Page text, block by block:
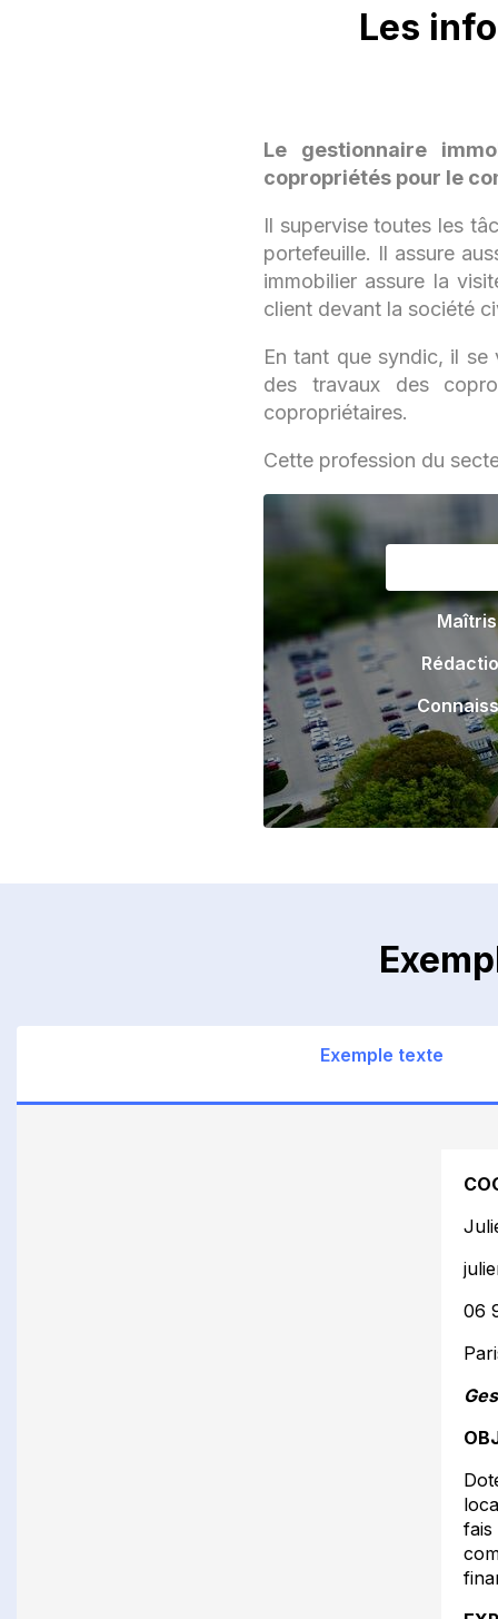
Les
Le gestionnaire
copropriétés pour le
Il supervise toutes les
portefeuille. Il assure
immobilier assure la
client devant la société
En tant que syndic, il se
des travaux des
copropriétaires.
Cette profession du
Exemple texte
06
fais